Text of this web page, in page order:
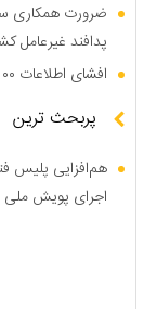
ضرورت همکاری
پدافند غیرعامل
افشای اطلاعات ۱۰۰ هزار نیروی پلیس در دارک وب
پربحث ترین
هم‌افزایی پلیس
اجرای پویش